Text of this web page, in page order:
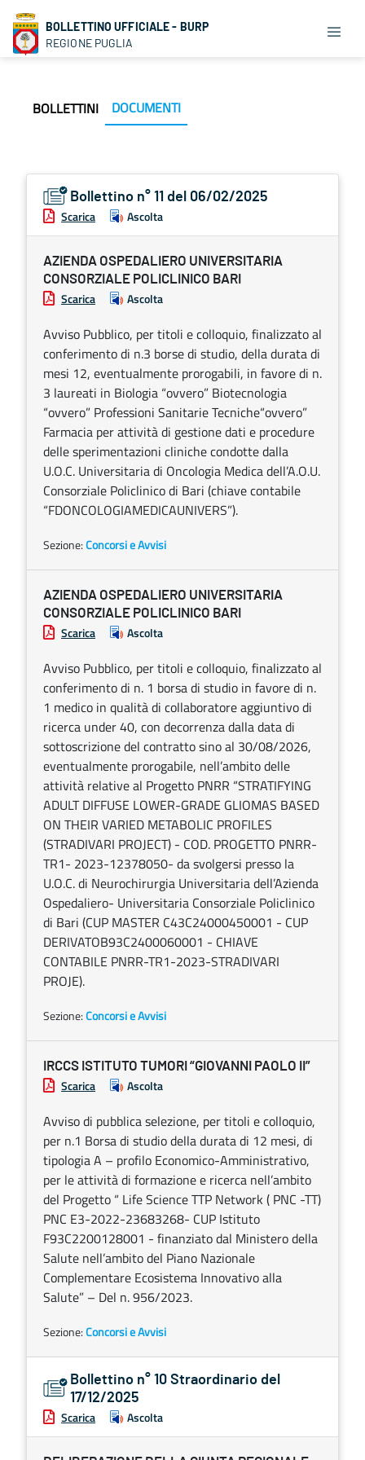
BOLLETTINO UFFICIALE - BURP
REGIONE PUGLIA
BOLLETTINI DOCUMENTI
Bollettino n° 11 del 06/02/2025
Scarica Ascolta
AZIENDA OSPEDALIERO UNIVERSITARIA
CONSORZIALE POLICLINICO BARI
Scarica Ascolta
Avviso Pubblico, per titoli e colloquio, finalizzato al
conferimento di n.3 borse di studio, della durata di
mesi 12, eventualmente prorogabili, in favore di n.
3 laureati in Biologia “ovvero” Biotecnologia
“ovvero” Professioni Sanitarie Tecniche“ovvero”
Farmacia per attività di gestione dati e procedure
delle sperimentazioni cliniche condotte dalla
U.O.C. Universitaria di Oncologia Medica dell’A.O.U.
Consorziale Policlinico di Bari (chiave contabile
“FDONCOLOGIAMEDICAUNIVERS”).
Sezione:Concorsi e Avvisi
AZIENDA OSPEDALIERO UNIVERSITARIA
CONSORZIALE POLICLINICO BARI
Scarica Ascolta
Avviso Pubblico, per titoli e colloquio, finalizzato al
conferimento di n. 1 borsa di studio in favore di n.
1 medico in qualità di collaboratore aggiuntivo di
ricerca under 40, con decorrenza dalla data di
sottoscrizione del contratto sino al 30/08/2026,
eventualmente prorogabile, nell’ambito delle
attività relative al Progetto PNRR “STRATIFYING
ADULT DIFFUSE LOWER-GRADE GLIOMAS BASED
ON THEIR VARIED METABOLIC PROFILES
(STRADIVARI PROJECT) - COD. PROGETTO PNRR-
TR1- 2023-12378050- da svolgersi presso la
U.O.C. di Neurochirurgia Universitaria dell’Azienda
Ospedaliero- Universitaria Consorziale Policlinico
di Bari (CUP MASTER C43C24000450001 - CUP
DERIVATOB93C2400060001 - CHIAVE
CONTABILE PNRR-TR1-2023-STRADIVARI
PROJE).
Sezione:Concorsi e Avvisi
IRCCS ISTITUTO TUMORI “GIOVANNI PAOLO II”
Scarica Ascolta
Avviso di pubblica selezione, per titoli e colloquio,
per n.1 Borsa di studio della durata di 12 mesi, di
tipologia A – profilo Economico-Amministrativo,
per le attività di formazione e ricerca nell’ambito
del Progetto “ Life Science TTP Network ( PNC -TT)
PNC E3-2022-23683268- CUP Istituto
F93C2200128001 - finanziato dal Ministero della
Salute nell’ambito del Piano Nazionale
Complementare Ecosistema Innovativo alla
Salute” – Del n. 956/2023.
Sezione:Concorsi e Avvisi
Bollettino n° 10 Straordinario del
17/12/2025
Scarica Ascolta